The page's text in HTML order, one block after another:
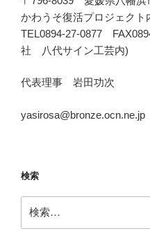
かわうそ復活プロジェクト
TEL0894-27-0877
社 八代サイン工芸内)
代表理事 岩田功次
yasirosa@bronze.ocn.ne.jp
検索
索: